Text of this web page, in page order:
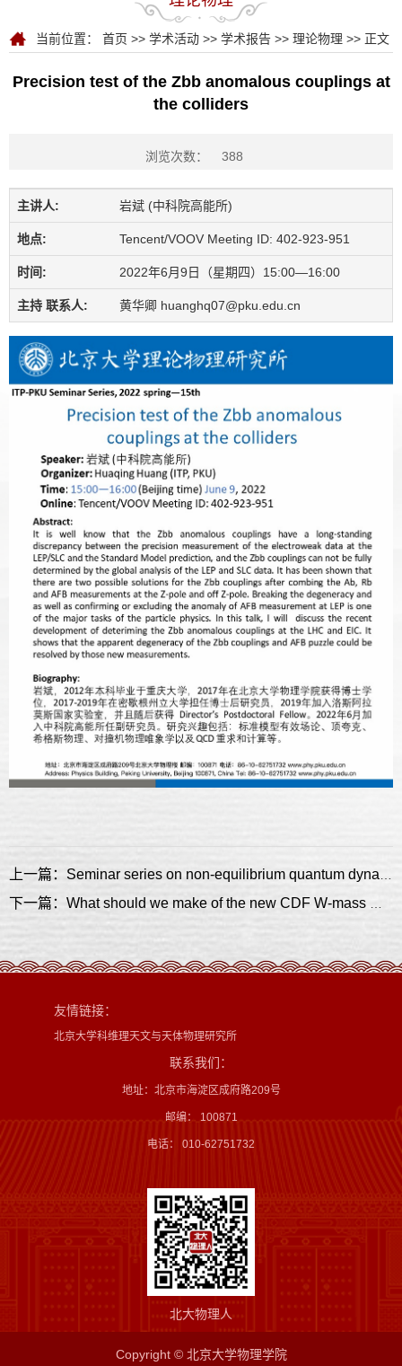
当前位置： 首页 >> 学术活动 >> 学术报告 >> 理论物理 >> 正文
Precision test of the Zbb anomalous couplings at
the colliders
浏览次数： 388
主讲人: 岩斌 (中科院高能所)
地点: Tencent/VOOV Meeting ID: 402-923-951
时间: 2022年6月9日（星期四）15:00—16:00
主持 联系人: 黄华卿 huanghq07@pku.edu.cn
友情链接：
北京大学科维理天文与天体物理研究所
联系我们：
地址：北京市海淀区成府路209号
邮编： 100871
电话： 010-62751732
北大物理人
Copyright © 北京大学物理学院